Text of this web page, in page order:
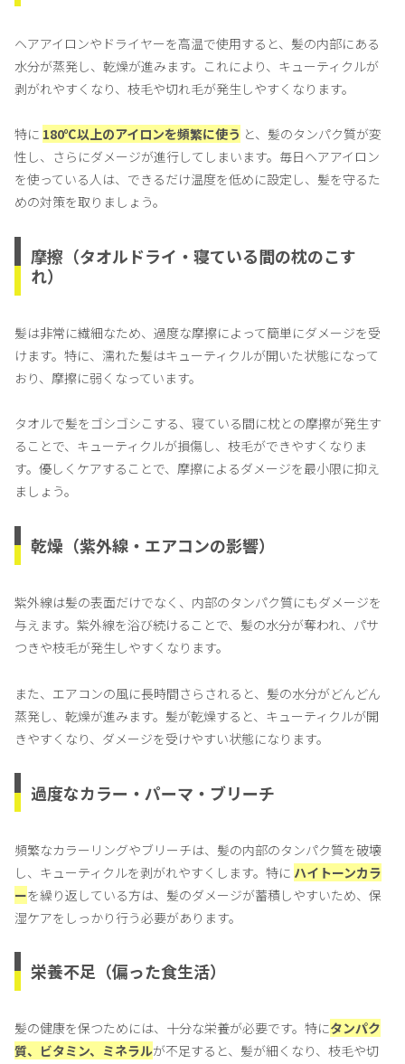
ヘアアイロンやドライヤーを高温で使用すると、髪の内部にある
水分が蒸発し、乾燥が進みます。これにより、キューティクルが
剥がれやすくなり、枝毛や切れ毛が発生しやすくなります。
特に 180℃以上のアイロンを頻繁に使う と、髪のタンパク質が変
性し、さらにダメージが進行してしまいます。毎日ヘアアイロン
を使っている人は、できるだけ温度を低めに設定し、髪を守るた
めの対策を取りましょう。
摩擦（タオルドライ・寝ている間の枕のこす
れ）
髪は非常に繊細なため、過度な摩擦によって簡単にダメージを受
けます。特に、濡れた髪はキューティクルが開いた状態になって
おり、摩擦に弱くなっています。
タオルで髪をゴシゴシこする、寝ている間に枕との摩擦が発生す
ることで、キューティクルが損傷し、枝毛ができやすくなりま
す。優しくケアすることで、摩擦によるダメージを最小限に抑え
ましょう。
乾燥（紫外線・エアコンの影響）
紫外線は髪の表面だけでなく、内部のタンパク質にもダメージを
与えます。紫外線を浴び続けることで、髪の水分が奪われ、パサ
つきや枝毛が発生しやすくなります。
また、エアコンの風に長時間さらされると、髪の水分がどんどん
蒸発し、乾燥が進みます。髪が乾燥すると、キューティクルが開
きやすくなり、ダメージを受けやすい状態になります。
過度なカラー・パーマ・ブリーチ
頻繁なカラーリングやブリーチは、髪の内部のタンパク質を破壊
し、キューティクルを剥がれやすくします。特に ハイトーンカラ
ーを繰り返している方は、髪のダメージが蓄積しやすいため、保
湿ケアをしっかり行う必要があります。
栄養不足（偏った食生活）
髪の健康を保つためには、十分な栄養が必要です。特にタンパク
質、ビタミン、ミネラルが不足すると、髪が細くなり、枝毛や切